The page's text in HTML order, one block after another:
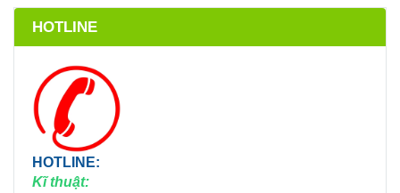
HOTLINE
HOTLINE:
Kĩ thuật: